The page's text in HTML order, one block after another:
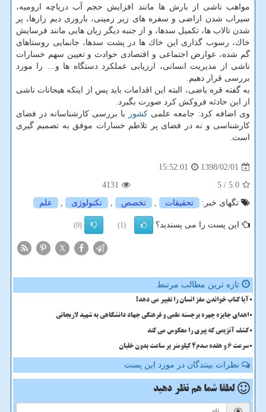
مواهب ناشی از بارش ها مانند افزایش حجم آب دریاچه ارومیه،
سیراب شدن اراضی و سفره های زیر زمینی، باروری دیم زارها، پر
شدن تالاب ها، تكمیل سدها، و از جنبه دیگر زیان هایی مانند فرسایش
خاك، رسوب گذاری این خاك ها در پشت سدها، جانمایی روستاهای
گم شده، عوارض اجتماعی و اقتصادی حوادث و تعیین سهم خسارات
ناشی از مدیریت انسانی، ارزیابی عملكرد دستگاه ها و… را مورد
بررسی قرار دهیم.
به گفته قره یاضی، البته این اقدامات باید پس از اینكه هیجانات ناشی
از این حادثه فروكش كرد صورت بگیرد.
وی اضافه كرد: جامعه علمی كشور
با بررسی كارشناسانه در فضای
كارشناسی و نه در فضای پر تلاطم خسارات موفق به تصمیم گیری
است.
1398/02/01
15:52:01
5.0
/ 5
4131
تگهای خبر:
تحقیقات , تخصص , تكنولوژی , علم
این پست را می پسندید؟ (1)
(0)
X
تازه ترین مطالب مرتبط
آیا کتاب خواندن مغز انسان را تغییر می دهد؟
اهدای جایزه چهره برجسته علمی و فرهنگی جهاد دانشگاهی به شهید لاریجانی
کشف آنزیمی که پیری را معکوس می کند
سرعت 6 و هفده صدم4 کیلومتر بر ساعت بدون خلبان
نظرات بینندگان در مورد این پست
لطفا شما هم نظر دهید